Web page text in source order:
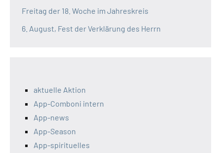
Freitag der 18. Woche im Jahreskreis
6. August, Fest der Verklärung des Herrn
aktuelle Aktion
App-Comboni intern
App-news
App-Season
App-spirituelles